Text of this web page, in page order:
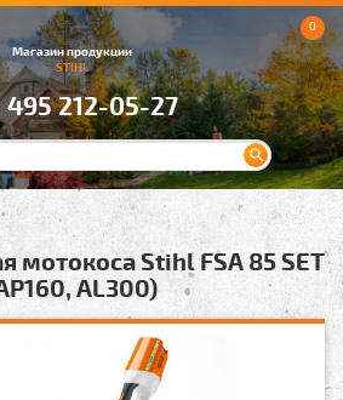
Магазин продукции
STIHL
495 212-05-27
0
мотокоса Stihl FSA 85 SET
AL300)